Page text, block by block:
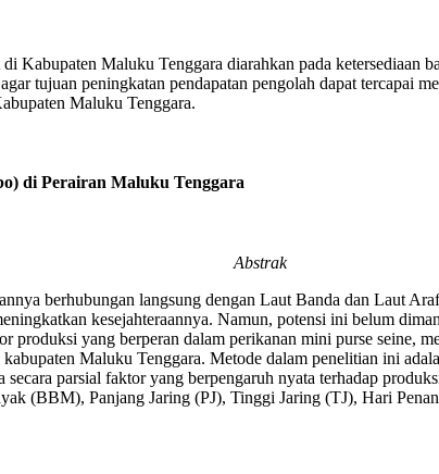
Kabupaten Maluku Tenggara diarahkan pada
tujuan peningkatan pendapatan pengolah dapat tercapai
Maluku Tenggara.
di Perairan Maluku Tenggara
Abstrak
berhubungan langsung dengan Laut Banda dan Laut
kesejahteraannya. Namun, potensi ini belum
yang berperan dalam perikanan mini purse seine,
Maluku Tenggara. Metode dalam penelitian ini
parsial faktor yang berpengaruh nyata terhadap
(BBM), Panjang Jaring (PJ), Tinggi Jaring (TJ), Hari